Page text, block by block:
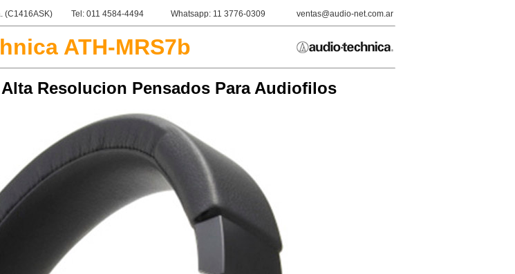
(C1416ASK) Tel: 011 4584-4494 Whatsapp: 11 3776-0309 ventas@audio-net.com.ar
ATH-MRS7b
Resolucion Pensados Para Audiofilos